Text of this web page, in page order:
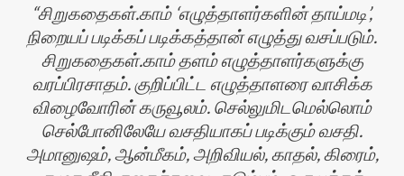
சிறுகதைகள்.காம் ‘எழுத்தாளர்களின் தாய்மடி’,
நிறையப் படிக்கப் படிக்கத்தான் எழுத்து வசப்படும்.
சிறுகதைகள்.காம் தளம் எழுத்தாளர்களுக்கு
வரப்பிரசாதம். குறிப்பிட்ட எழுத்தாளரை வாசிக்க
விழைவோரின் கருவூலம். செல்லுமிடமெல்லொம்
செல்போனிலேயே வசதியாகப் படிக்கும் வசதி.
அமானுஷம், ஆன்மீகம், அறிவியல், காதல், கிரைம்,